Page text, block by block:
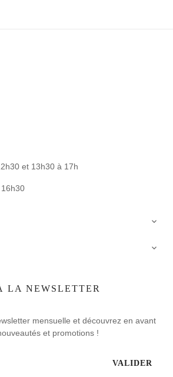
et 13h30 à 17h


LA NEWSLETTER
mensuelle et découvrez en avant
et promotions !
VALIDER